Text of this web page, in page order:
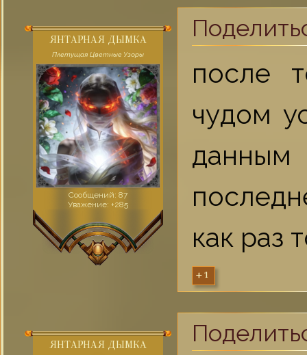
ЯНТАРНАЯ ДЫМКА
Плетущая Цветные Узоры
Сообщений: 87
Уважение: +285
после
чудом
как раз
+1
ЯНТАРНАЯ ДЫМКА